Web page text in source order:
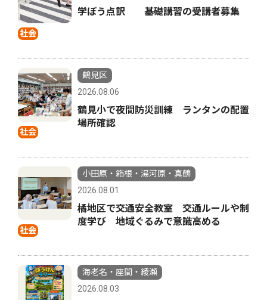
社会
学ぼう点訳 基礎講習の受講者募集
社会
鶴見区
2026.08.06
鶴見小で夜間防災訓練 ランタンの配置
場所確認
社会
小田原・箱根・湯河原・真鶴
2026.08.01
橘地区で交通安全教室 交通ルールや制
度学び 地域ぐるみで意識高める
海老名・座間・綾瀬
2026.08.03